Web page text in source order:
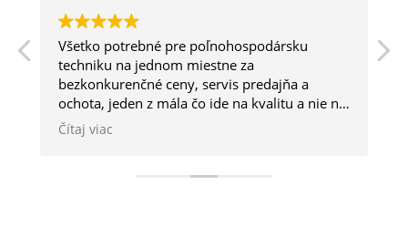
Všetko potrebné pre poľnohospodársku
techniku na jednom miestne za
bezkonkurenčné ceny, servis predajňa a
ochota, jeden z mála čo ide na kvalitu a nie na
kvantitu.
Čítaj viac